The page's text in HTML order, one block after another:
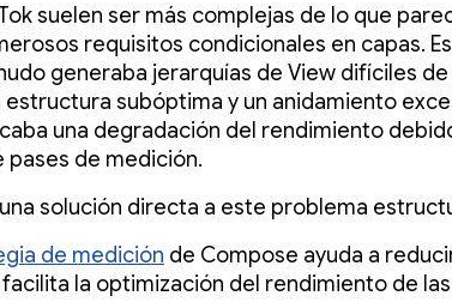
suelen ser más complejas de lo que
requisitos condicionales en capas.
generaba jerarquías de View difíciles de
estructura subóptima y un anidamiento
una degradación del rendimiento
pases de medición.
solución directa a este problema
de medición de Compose ayuda a
facilita la optimización del rendimiento de las